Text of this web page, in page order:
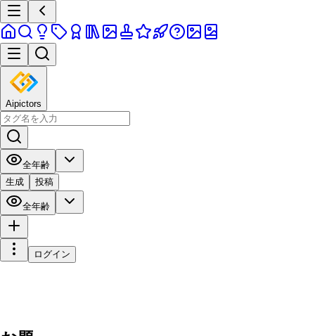
Aipictors
全年齢
生成
投稿
全年齢
ログイン